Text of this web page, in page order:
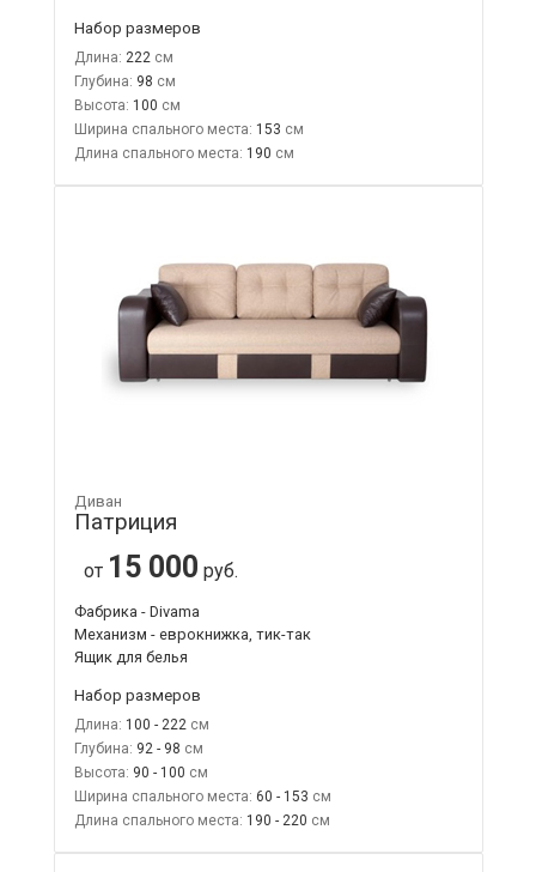
Набор размеров
Длина: 222
Глубина: 98
Высота: 100
Ширина спального места: 153
Длина спального места: 190
Диван
Патриция
от 15 000 руб.
Фабрика - Divama
Механизм - еврокнижка, тик-так
Ящик для белья
Набор размеров
Длина: 100 - 222
Глубина: 92 - 98
Высота: 90 - 100
Ширина спального места: 60 - 153
Длина спального места: 190 - 220